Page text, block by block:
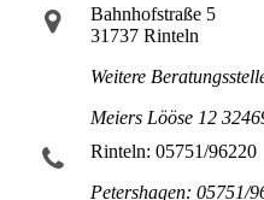
Bahnhofstraße 5
31737 Rinteln
Weitere
Meiers Lööse 12
Rinteln: 05751/96220
Petershagen: 05751/